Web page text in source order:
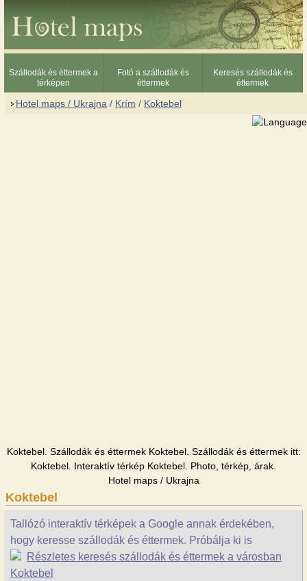
Szállodák és éttermek a
térképen
Fotó a szállodák és
éttermek
Keresés szállodák és
éttermek
Hotel maps / Ukrajna / Krím / Koktebel
Koktebel. Szállodák és éttermek Koktebel. Szállodák és éttermek itt:
Koktebel. Interaktív térkép Koktebel. Photo, térkép, árak.
Hotel maps / Ukrajna
Koktebel
Tallózó interaktív térképek a Google annak érdekében,
hogy keresse szállodák és éttermek. Próbálja ki is
Részletes keresés szállodák és éttermek a városban
Koktebel